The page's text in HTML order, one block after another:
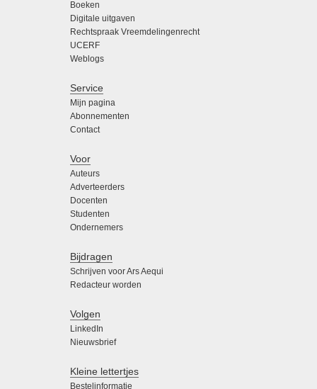
Boeken
Digitale uitgaven
Rechtspraak Vreemdelingenrecht
UCERF
Weblogs
Service
Mijn pagina
Abonnementen
Contact
Voor
Auteurs
Adverteerders
Docenten
Studenten
Ondernemers
Bijdragen
Schrijven voor Ars Aequi
Redacteur worden
Volgen
LinkedIn
Nieuwsbrief
Kleine lettertjes
Bestelinformatie